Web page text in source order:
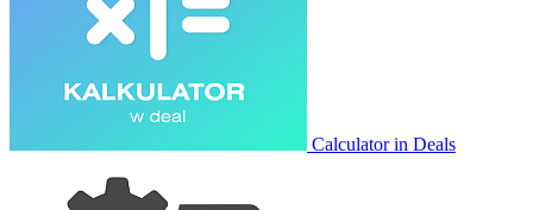
Calculator in Deals